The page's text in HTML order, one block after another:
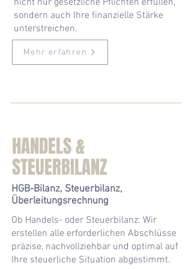
nicht nur gesetzliche Pflichten erfüllen,
sondern auch Ihre finanzielle Stärke
unterstreichen.
Mehr erfahren
HANDELS &
STEUERBILANZ
HGB-Bilanz, Steuerbilanz,
Überleitungsrechnung
Ob Handels- oder Steuerbilanz: Wir
erstellen alle erforderlichen Abschlüsse
präzise, nachvollziehbar und optimal auf
Ihre steuerliche Situation abgestimmt.